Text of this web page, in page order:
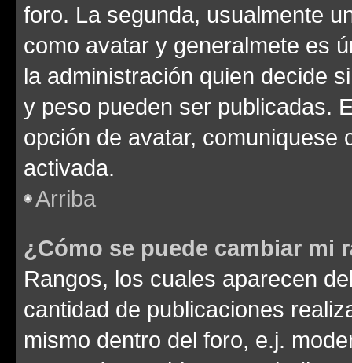
foro. La segunda, usualmente
como avatar y generalmete es
la administración quien decide
y peso pueden ser publicadas.
opción de avatar, comuniquese
activada.
Arriba
¿Cómo se puede cambiar mi
Rangos, los cuales aparecen
cantidad de publicaciones
mismo dentro del foro, e.j.